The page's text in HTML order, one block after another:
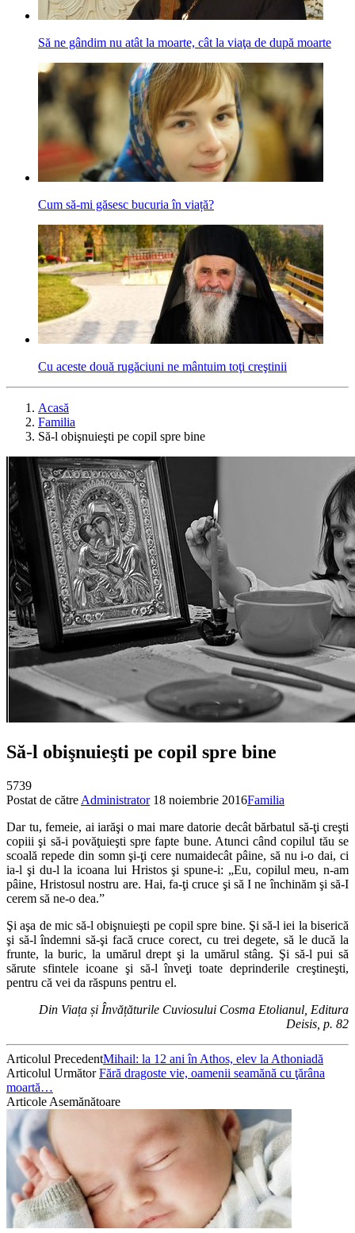
Să ne gândim nu atât la moarte, cât la viaţa de după moarte
Cum să-mi găsesc bucuria în viață?
Cu aceste două rugăciuni ne mântuim toţi creştinii
Acasă
Familia
Să-l obişnuieşti pe copil spre bine
Să-l obişnuieşti pe copil spre bine
5739
Postat de către Administrator 18 noiembrie 2016Familia
Dar tu, femeie, ai iarăşi o mai mare datorie decât bărbatul să-ţi creşti
copiii şi să-i povăţuieşti spre fapte bune. Atunci când copilul tău se
scoală repede din somn şi-ţi cere numaidecât pâine, să nu i-o dai, ci
ia-l şi du-l la icoana lui Hristos şi spune-i: „Eu, copilul meu, n-am
pâine, Hristosul nostru are. Hai, fa-ţi cruce şi să I ne închinăm şi să-I
cerem să ne-o dea.”
Şi aşa de mic să-l obişnuieşti pe copil spre bine. Şi să-l iei la biserică
şi să-l îndemni să-şi facă cruce corect, cu trei degete, să le ducă la
frunte, la buric, la umărul drept şi la umărul stâng. Şi să-l pui să
sărute sfintele icoane şi să-l înveţi toate deprinderile creştineşti,
pentru că vei da răspuns pentru el.
Din Viața și Învățăturile Cuviosului Cosma Etolianul, Editura
Deisis, p. 82
Articolul PrecedentMihail: la 12 ani în Athos, elev la Athoniadă
Articolul UrmătorFără dragoste vie, oamenii seamănă cu ţărâna
moartă…
Articole Asemănătoare